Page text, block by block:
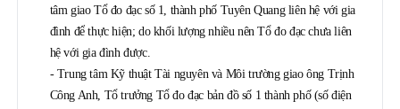
tâm giao Tổ đo đạc số 1, thành phố Tuyên Quang liên hệ với gia
đình để thực hiện; do khối lượng nhiều nên Tổ đo đạc chưa liên
hệ với gia đình được.
- Trung tâm Kỹ thuật Tài nguyên và Môi trường giao ông Trịnh
Công Anh, Tổ trưởng Tổ đo đạc bản đồ số 1 thành phố (số điện